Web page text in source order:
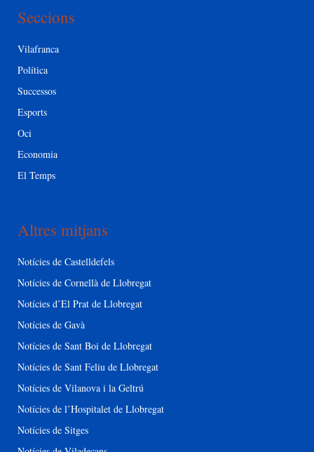
Seccions
Vilafranca
Política
Successos
Esports
Oci
Economia
El Temps
Altres mitjans
Notícies de Castelldefels
Notícies de Cornellà de Llobregat
Notícies d’El Prat de Llobregat
Notícies de Gavà
Notícies de Sant Boi de Llobregat
Notícies de Sant Feliu de Llobregat
Notícies de Vilanova i la Geltrú
Notícies de l’Hospitalet de Llobregat
Notícies de Sitges